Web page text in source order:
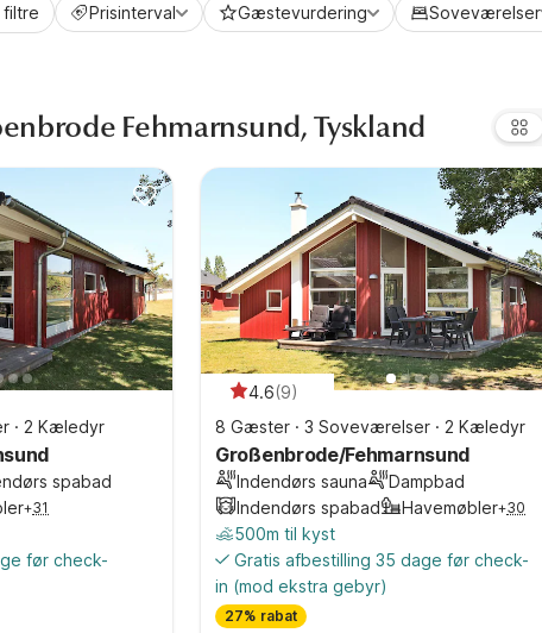
filtre Prisinterval Gæstevurdering Soveværelser
Fehmarnsund, Tyskland
· 2 Kæledyr
spabad
+31
før check-
4.6(9)
8 Gæster · 3 Soveværelser · 2 Kæledyr
Großenbrode/Fehmarnsund
Indendørs sauna
Dampbad
Indendørs spabad
Havemøbler+30
500m til kyst
Gratis afbestilling 35 dage før check-
in (mod ekstra gebyr)
27% rabat